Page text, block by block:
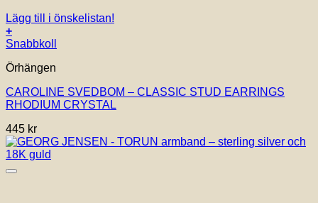
Lägg till i önskelistan!
+
Snabbkoll
Örhängen
CAROLINE SVEDBOM – CLASSIC STUD EARRINGS
RHODIUM CRYSTAL
445 kr